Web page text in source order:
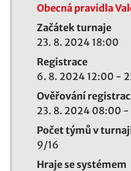
Obecná pravidla
Začátek turnaje
23. 8. 2024 18:00
Registrace
6. 8. 2024 12:00 -
Ověřování
23. 8. 2024 08:00 -
Počet týmů v
9/16
Hraje se systémem